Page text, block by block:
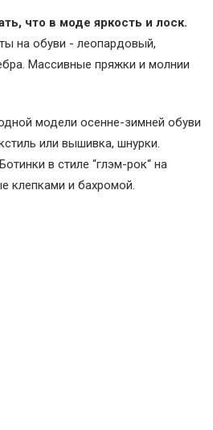
что в моде яркость и лоск.
на обуви - леопардовый,
Массивные пряжки и молнии
модели осенне-зимней обуви
или вышивка, шнурки.
в стиле “глэм-рок“ на
клепками и бахромой.